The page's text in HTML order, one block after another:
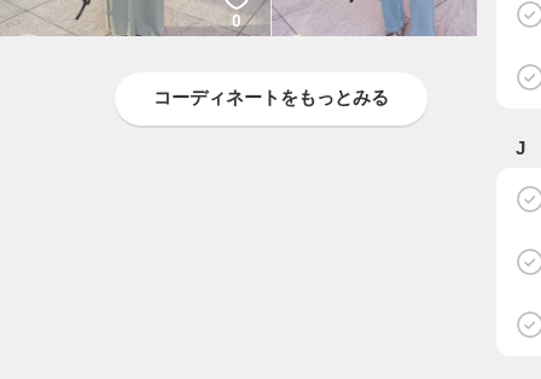
J
0
コーディネートをもっとみる